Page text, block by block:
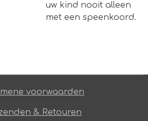
uw kind nooit alleen
met een speenkoord.
voorwaarden
& Retouren